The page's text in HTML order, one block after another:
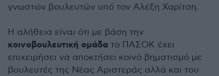
γνωστών βουλευτών υπό τον Αλέξη Χαρίτση.
Η αλήθεια είναι ότι με βάση την
κοινοβουλευτική ομάδα το ΠΑΣΟΚ έχει
επιχειρήσει να αποκτήσει κοινό βηματισμό με
βουλευτές της Νέας Αριστεράς αλλά και του